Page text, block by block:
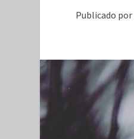
Publicado por